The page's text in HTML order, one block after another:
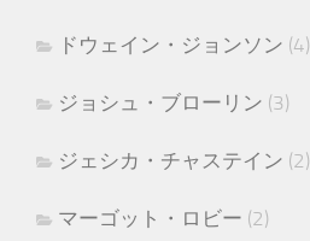
ドウェイン・ジョンソン (4)
ジョシュ・ブローリン (3)
ジェシカ・チャステイン (2)
マーゴット・ロビー (2)